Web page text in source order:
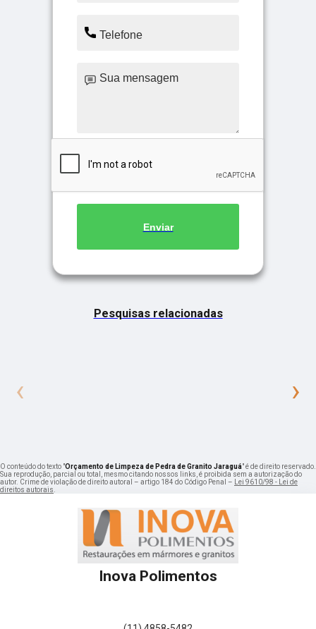
Enviar
Pesquisas relacionadas
‹ ›
O conteúdo do texto "Orçamento de Limpeza de Pedra de Granito Jaraguá" é de direito reservado.
Sua reprodução, parcial ou total, mesmo citando nossos links, é proibida sem a autorização do
autor. Crime de violação de direito autoral – artigo 184 do Código Penal –
Lei 9610/98 - Lei de
direitos autorais
Inova Polimentos